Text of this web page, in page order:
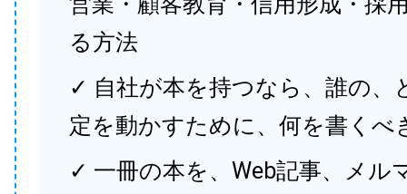
る方法
✓ 自社が本を持つなら、誰の、
定を動かすために、何を書くべ
✓ 一冊の本を、Web記事、メル